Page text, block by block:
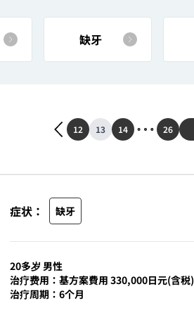
缺牙
12 13 14 26
症状： 缺牙
20多岁 男性
治疗费用：基方案費用 330,000日元(含税)
治疗周期：6个月